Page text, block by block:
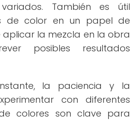
También es útil
de color en un papel de
la mezcla en la obra
posibles resultados
la paciencia y la
con diferentes
colores son clave para